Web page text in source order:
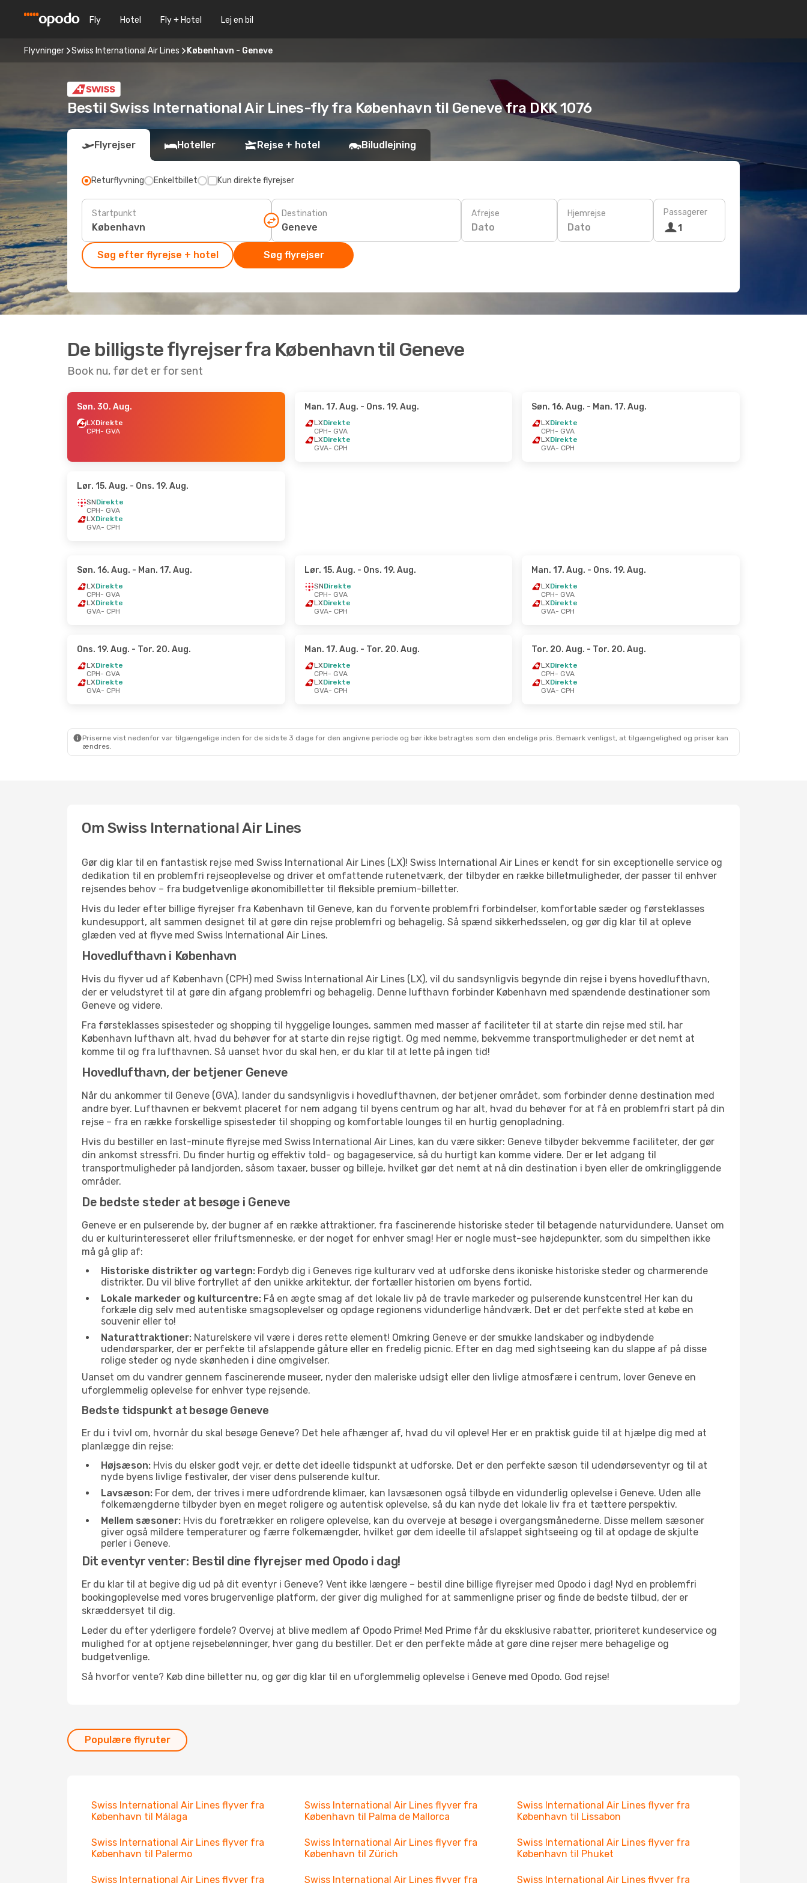
Fly Hotel Fly + Hotel Lej en bil
Flyvninger Swiss International Air Lines København - Geneve
Bestil Swiss International Air Lines-fly fra København til Geneve fra DKK 1076
Flyrejser Hoteller Rejse + hotel Biludlejning
Returflyvning Enkeltbillet Kun direkte flyrejser
Startpunkt Destination Afrejse
Dato
Hjemrejse
Dato
Passagerer
1
Søg efter flyrejse + hotel Søg flyrejser
De billigste flyrejser fra København til Geneve
Book nu, før det er for sent
Søn. 30. Aug.
LXDirekte
CPH- GVA
Man. 17. Aug. - Ons. 19. Aug.
LXDirekte
CPH- GVA
LXDirekte
GVA- CPH
Søn. 16. Aug. - Man. 17. Aug.
LXDirekte
CPH- GVA
LXDirekte
GVA- CPH
Lør. 15. Aug. - Ons. 19. Aug.
SNDirekte
CPH- GVA
LXDirekte
GVA- CPH
Søn. 16. Aug. - Man. 17. Aug.
LXDirekte
CPH- GVA
LXDirekte
GVA- CPH
Lør. 15. Aug. - Ons. 19. Aug.
SNDirekte
CPH- GVA
LXDirekte
GVA- CPH
Man. 17. Aug. - Ons. 19. Aug.
LXDirekte
CPH- GVA
LXDirekte
GVA- CPH
Ons. 19. Aug. - Tor. 20. Aug.
LXDirekte
CPH- GVA
LXDirekte
GVA- CPH
Man. 17. Aug. - Tor. 20. Aug.
LXDirekte
CPH- GVA
LXDirekte
GVA- CPH
Tor. 20. Aug. - Tor. 20. Aug.
LXDirekte
CPH- GVA
LXDirekte
GVA- CPH
Priserne vist nedenfor var tilgængelige inden for de sidste 3 dage for den angivne periode og bør ikke betragtes som den endelige pris. Bemærk venligst, at tilgængelighed og priser kan
ændres.
Om Swiss International Air Lines
Gør dig klar til en fantastisk rejse med Swiss International Air Lines (LX)! Swiss International Air Lines er kendt for sin exceptionelle service og
dedikation til en problemfri rejseoplevelse og driver et omfattende rutenetværk, der tilbyder en række billetmuligheder, der passer til enhver
rejsendes behov – fra budgetvenlige økonomibilletter til fleksible premium-billetter.
Hvis du leder efter billige flyrejser fra København til Geneve, kan du forvente problemfri forbindelser, komfortable sæder og førsteklasses
kundesupport, alt sammen designet til at gøre din rejse problemfri og behagelig. Så spænd sikkerhedsselen, og gør dig klar til at opleve
glæden ved at flyve med Swiss International Air Lines.
Hovedlufthavn i København
Hvis du flyver ud af København (CPH) med Swiss International Air Lines (LX), vil du sandsynligvis begynde din rejse i byens hovedlufthavn,
der er veludstyret til at gøre din afgang problemfri og behagelig. Denne lufthavn forbinder København med spændende destinationer som
Geneve og videre.
Fra førsteklasses spisesteder og shopping til hyggelige lounges, sammen med masser af faciliteter til at starte din rejse med stil, har
København lufthavn alt, hvad du behøver for at starte din rejse rigtigt. Og med nemme, bekvemme transportmuligheder er det nemt at
komme til og fra lufthavnen. Så uanset hvor du skal hen, er du klar til at lette på ingen tid!
Hovedlufthavn, der betjener Geneve
Når du ankommer til Geneve (GVA), lander du sandsynligvis i hovedlufthavnen, der betjener området, som forbinder denne destination med
andre byer. Lufthavnen er bekvemt placeret for nem adgang til byens centrum og har alt, hvad du behøver for at få en problemfri start på din
rejse – fra en række forskellige spisesteder til shopping og komfortable lounges til en hurtig genopladning.
Hvis du bestiller en last-minute flyrejse med Swiss International Air Lines, kan du være sikker: Geneve tilbyder bekvemme faciliteter, der gør
din ankomst stressfri. Du finder hurtig og effektiv told- og bagageservice, så du hurtigt kan komme videre. Der er let adgang til
transportmuligheder på landjorden, såsom taxaer, busser og billeje, hvilket gør det nemt at nå din destination i byen eller de omkringliggende
områder.
De bedste steder at besøge i Geneve
Geneve er en pulserende by, der bugner af en række attraktioner, fra fascinerende historiske steder til betagende naturvidundere. Uanset om
du er kulturinteresseret eller friluftsmenneske, er der noget for enhver smag! Her er nogle must-see højdepunkter, som du simpelthen ikke
må gå glip af:
Historiske distrikter og vartegn: Fordyb dig i Geneves rige kulturarv ved at udforske dens ikoniske historiske steder og charmerende
distrikter. Du vil blive fortryllet af den unikke arkitektur, der fortæller historien om byens fortid.
Lokale markeder og kulturcentre: Få en ægte smag af det lokale liv på de travle markeder og pulserende kunstcentre! Her kan du
forkæle dig selv med autentiske smagsoplevelser og opdage regionens vidunderlige håndværk. Det er det perfekte sted at købe en
souvenir eller to!
Naturattraktioner: Naturelskere vil være i deres rette element! Omkring Geneve er der smukke landskaber og indbydende
udendørsparker, der er perfekte til afslappende gåture eller en fredelig picnic. Efter en dag med sightseeing kan du slappe af på disse
rolige steder og nyde skønheden i dine omgivelser.
Uanset om du vandrer gennem fascinerende museer, nyder den maleriske udsigt eller den livlige atmosfære i centrum, lover Geneve en
uforglemmelig oplevelse for enhver type rejsende.
Bedste tidspunkt at besøge Geneve
Er du i tvivl om, hvornår du skal besøge Geneve? Det hele afhænger af, hvad du vil opleve! Her er en praktisk guide til at hjælpe dig med at
planlægge din rejse:
Højsæson: Hvis du elsker godt vejr, er dette det ideelle tidspunkt at udforske. Det er den perfekte sæson til udendørseventyr og til at
nyde byens livlige festivaler, der viser dens pulserende kultur.
Lavsæson: For dem, der trives i mere udfordrende klimaer, kan lavsæsonen også tilbyde en vidunderlig oplevelse i Geneve. Uden alle
folkemængderne tilbyder byen en meget roligere og autentisk oplevelse, så du kan nyde det lokale liv fra et tættere perspektiv.
Mellem sæsoner: Hvis du foretrækker en roligere oplevelse, kan du overveje at besøge i overgangsmånederne. Disse mellem sæsoner
giver også mildere temperaturer og færre folkemængder, hvilket gør dem ideelle til afslappet sightseeing og til at opdage de skjulte
perler i Geneve.
Dit eventyr venter: Bestil dine flyrejser med Opodo i dag!
Er du klar til at begive dig ud på dit eventyr i Geneve? Vent ikke længere – bestil dine billige flyrejser med Opodo i dag! Nyd en problemfri
bookingoplevelse med vores brugervenlige platform, der giver dig mulighed for at sammenligne priser og finde de bedste tilbud, der er
skræddersyet til dig.
Leder du efter yderligere fordele? Overvej at blive medlem af Opodo Prime! Med Prime får du eksklusive rabatter, prioriteret kundeservice og
mulighed for at optjene rejsebelønninger, hver gang du bestiller. Det er den perfekte måde at gøre dine rejser mere behagelige og
budgetvenlige.
Så hvorfor vente? Køb dine billetter nu, og gør dig klar til en uforglemmelig oplevelse i Geneve med Opodo. God rejse!
Populære flyruter
Swiss International Air Lines flyver fra
København til Málaga
Swiss International Air Lines flyver fra
København til Palma de Mallorca
Swiss International Air Lines flyver fra
København til Lissabon
Swiss International Air Lines flyver fra
København til Palermo
Swiss International Air Lines flyver fra
København til Zürich
Swiss International Air Lines flyver fra
København til Phuket
Swiss International Air Lines flyver fra Swiss International Air Lines flyver fra Swiss International Air Lines flyver fra